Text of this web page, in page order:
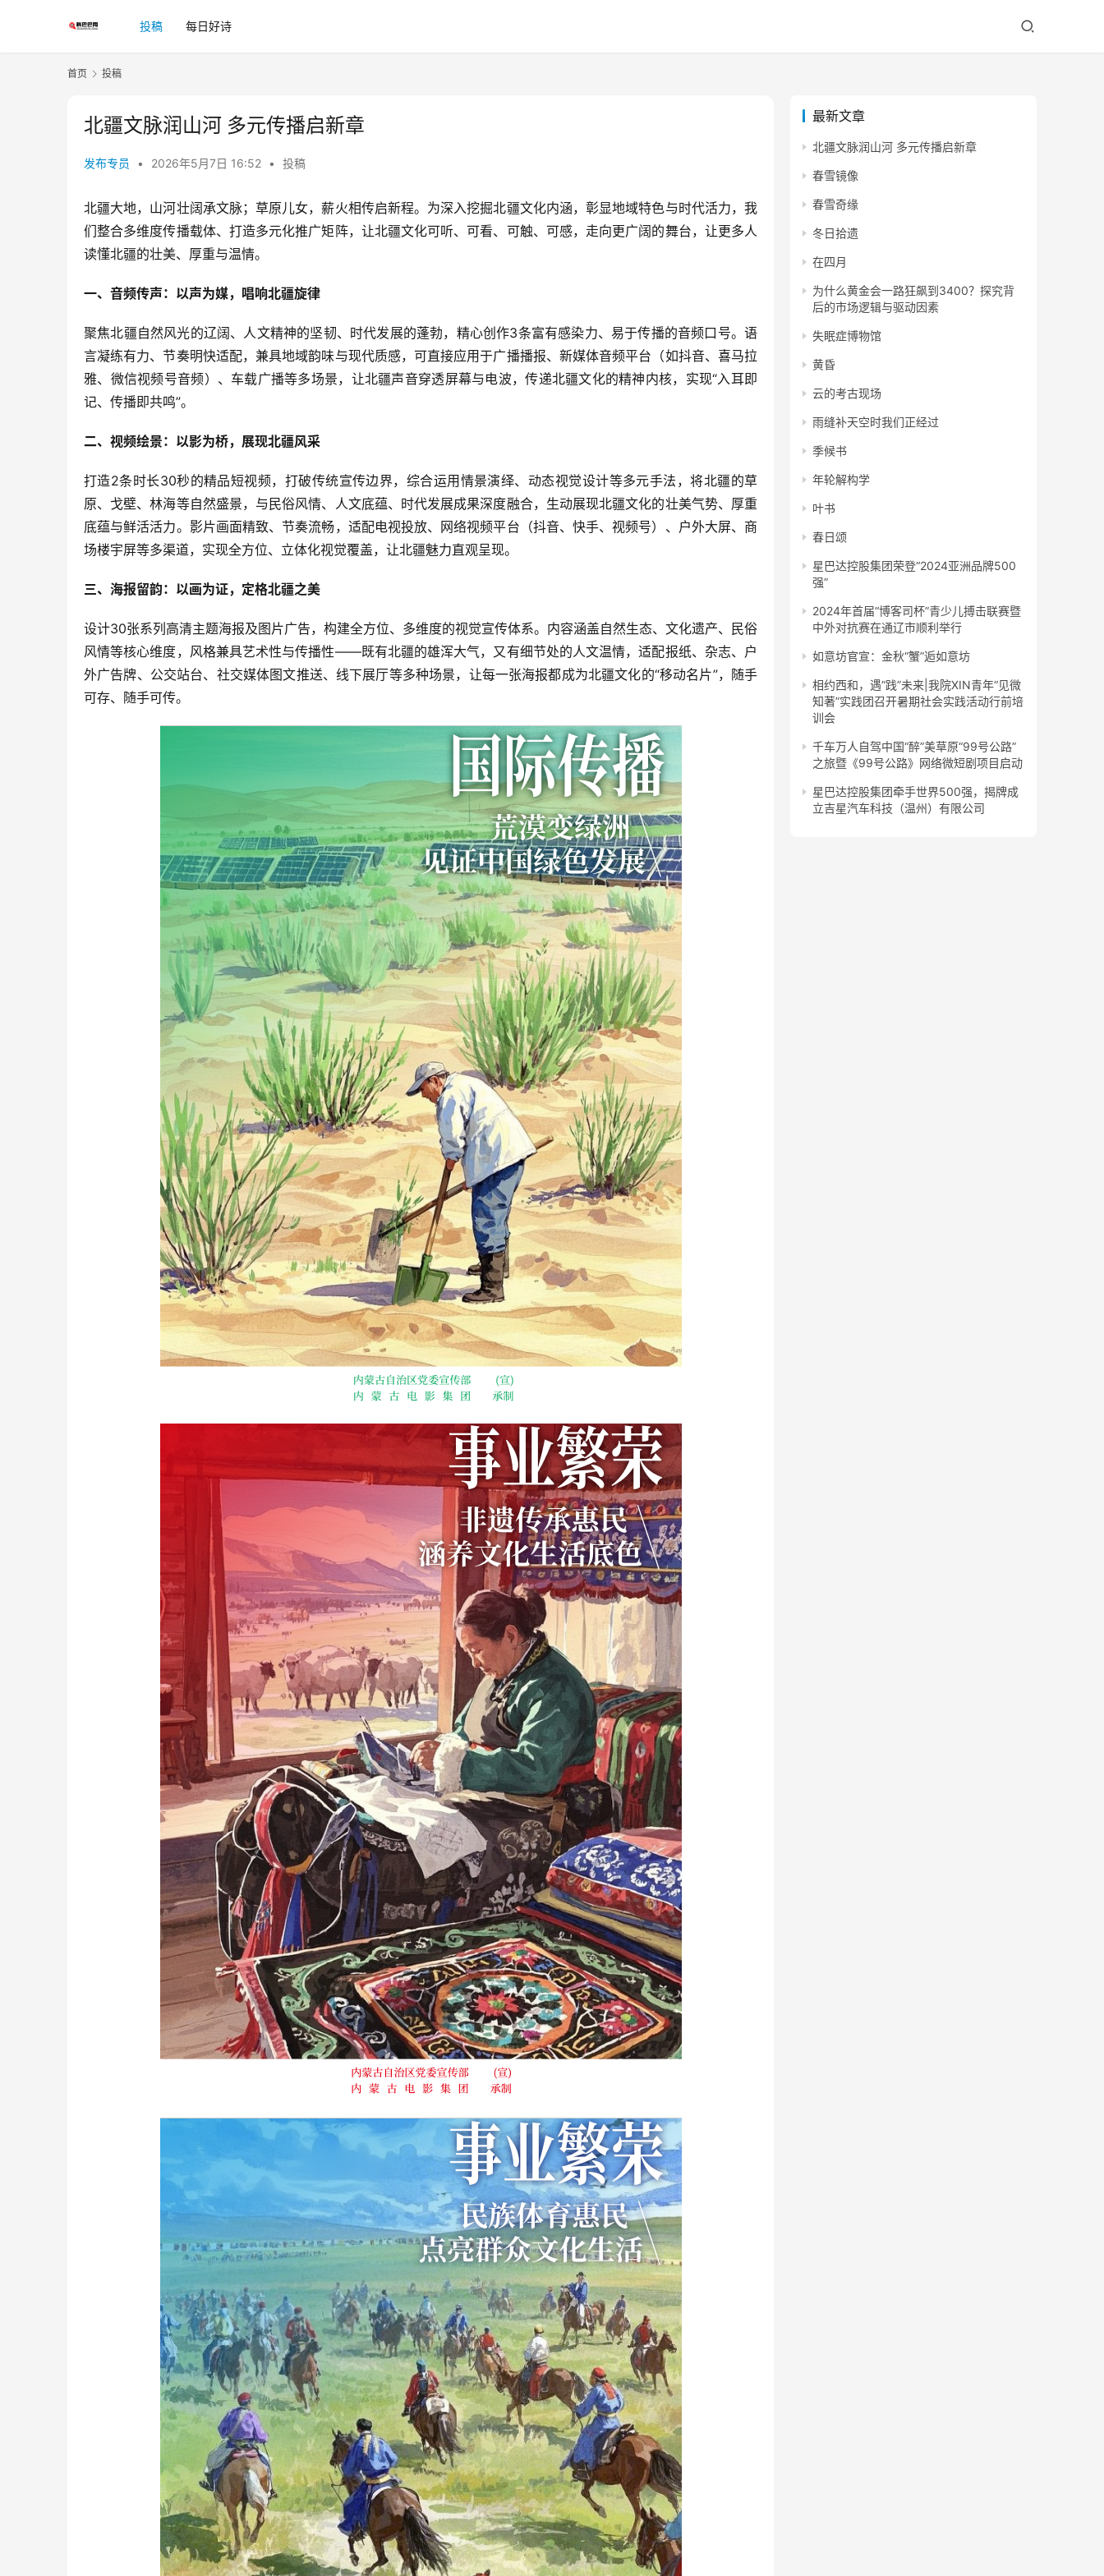
投稿 每日好诗
首页 投稿
北疆文脉润山河 多元传播启新章
发布专员 • 2026年5月7日 16:52 • 投稿
北疆大地，山河壮阔承文脉；草原儿女，薪火相传启新程。为深入挖掘北疆文化内涵，彰显地域特色与时代活力，我
们整合多维度传播载体、打造多元化推广矩阵，让北疆文化可听、可看、可触、可感，走向更广阔的舞台，让更多人
读懂北疆的壮美、厚重与温情。
一、音频传声：以声为媒，唱响北疆旋律
聚焦北疆自然风光的辽阔、人文精神的坚韧、时代发展的蓬勃，精心创作3条富有感染力、易于传播的音频口号。语
言凝练有力、节奏明快适配，兼具地域韵味与现代质感，可直接应用于广播播报、新媒体音频平台（如抖音、喜马拉
雅、微信视频号音频）、车载广播等多场景，让北疆声音穿透屏幕与电波，传递北疆文化的精神内核，实现“入耳即
记、传播即共鸣”。
二、视频绘景：以影为桥，展现北疆风采
打造2条时长30秒的精品短视频，打破传统宣传边界，综合运用情景演绎、动态视觉设计等多元手法，将北疆的草
原、戈壁、林海等自然盛景，与民俗风情、人文底蕴、时代发展成果深度融合，生动展现北疆文化的壮美气势、厚重
底蕴与鲜活活力。影片画面精致、节奏流畅，适配电视投放、网络视频平台（抖音、快手、视频号）、户外大屏、商
场楼宇屏等多渠道，实现全方位、立体化视觉覆盖，让北疆魅力直观呈现。
三、海报留韵：以画为证，定格北疆之美
设计30张系列高清主题海报及图片广告，构建全方位、多维度的视觉宣传体系。内容涵盖自然生态、文化遗产、民俗
风情等核心维度，风格兼具艺术性与传播性——既有北疆的雄浑大气，又有细节处的人文温情，适配报纸、杂志、户
外广告牌、公交站台、社交媒体图文推送、线下展厅等多种场景，让每一张海报都成为北疆文化的“移动名片”，随手
可存、随手可传。
最新文章
北疆文脉润山河 多元传播启新章
春雪镜像
春雪奇缘
冬日拾遗
在四月
为什么黄金会一路狂飙到3400？探究背
后的市场逻辑与驱动因素
失眠症博物馆
黄昏
云的考古现场
雨缝补天空时我们正经过
季候书
年轮解构学
叶书
春日颂
星巴达控股集团荣登“2024亚洲品牌500
强”
2024年首届“博客司杯”青少儿搏击联赛暨
中外对抗赛在通辽市顺利举行
如意坊官宣：金秋“蟹”逅如意坊
相约西和，遇“践”未来|我院XIN青年“见微
知著”实践团召开暑期社会实践活动行前培
训会
千车万人自驾中国“醉”美草原“99号公路”
之旅暨《99号公路》网络微短剧项目启动
星巴达控股集团牵手世界500强，揭牌成
立吉星汽车科技（温州）有限公司